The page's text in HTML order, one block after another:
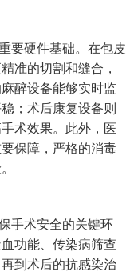
要硬件基础。在包皮
准的切割和缝合，
醉设备能够实时监
；术后康复设备则
术效果。此外，医
保障，严格的消毒
手术安全的关键环
功能、传染病筛查
到术后的抗感染治